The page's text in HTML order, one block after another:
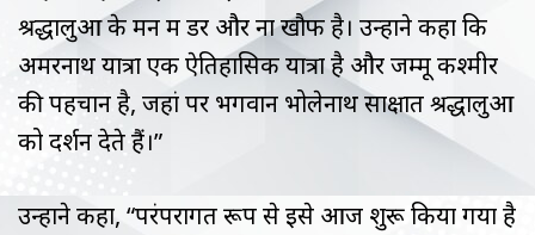
श्रद्धालुओं के मन में डर और ना खौफ है। उन्होंने कहा कि
अमरनाथ यात्रा एक ऐतिहासिक यात्रा है और जम्मू कश्मीर
की पहचान है, जहां पर भगवान भोलेनाथ साक्षात श्रद्धालुओं
को दर्शन देते हैं।”
उन्होंने कहा, “परंपरागत रूप से इसे आज शुरू किया गया है